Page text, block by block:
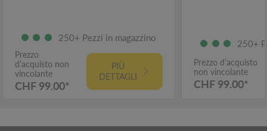
250+ Pezzi in magazzino
Prezzo
d’acquisto non
vincolante
CHF 99.00*
PIÙ
DETTAGLI
250+
Prezzo d’acquisto
non vincolante
CHF 99.00*